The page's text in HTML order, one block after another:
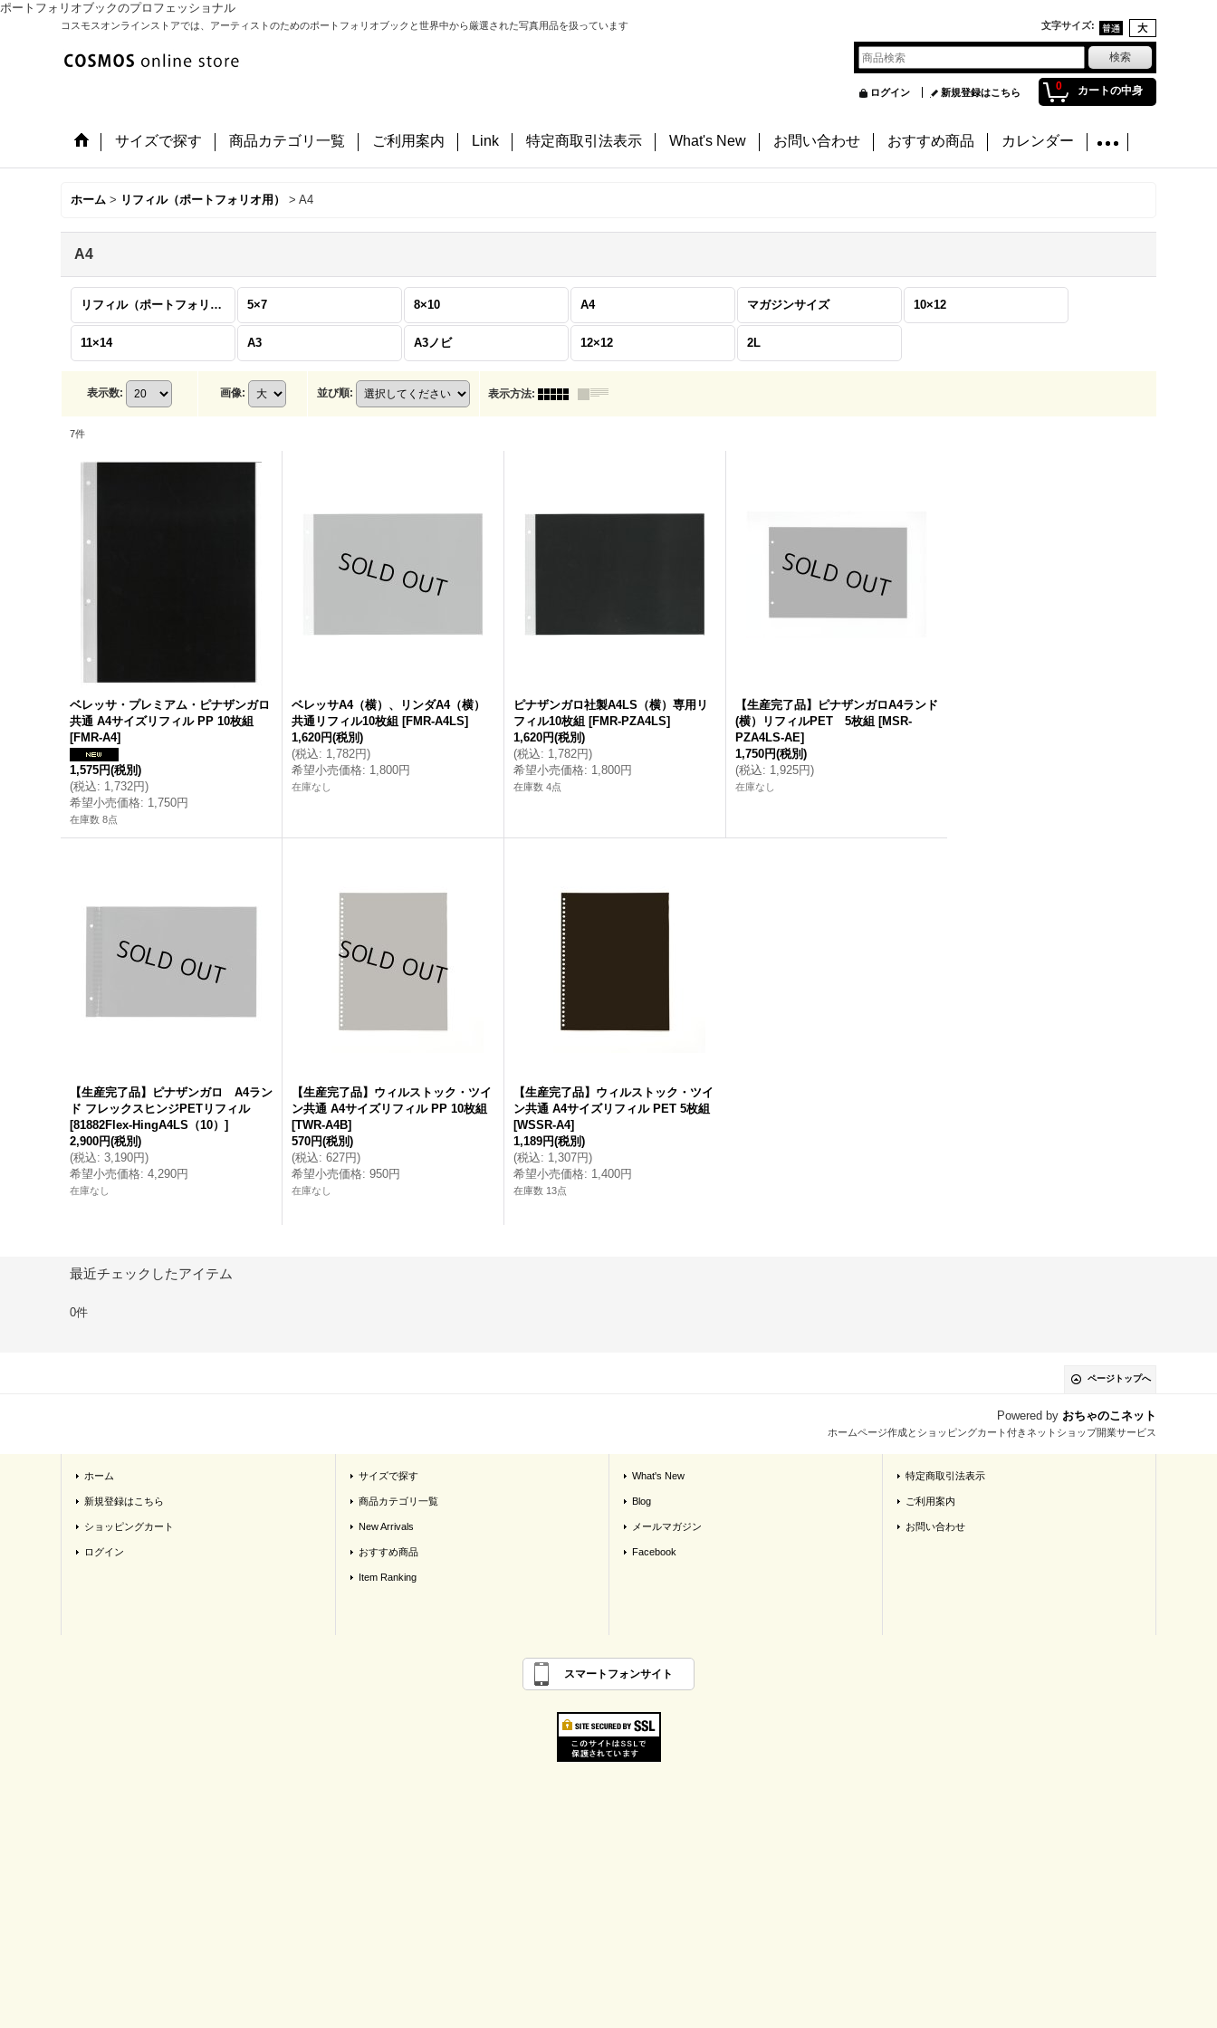
ポートフォリオブックのプロフェッショナル
コスモスオンラインストアでは、アーティストのためのポートフォリオブックと世界中から厳選された写真用品を扱っています 文字サイズ:
0 カートの中身
ログイン 新規登録はこちら
サイズで探す 商品カテゴリ一覧 ご利用案内 Link 特定商取引法表示 What's New お問い合わせ おすすめ商品 カレンダー
ホーム > リフィル（ポートフォリオ用） > A4
A4
リフィル（ポートフォリオ用） (全商品) 5×7 8×10 A4 マガジンサイズ 10×12
11×14 A3 A3ノビ 12×12 2L
表示数: 画像: 並び順: 表示方法:
7件
ベレッサ・プレミアム・ピナザンガロ
共通 A4サイズリフィル PP 10枚組
[FMR-A4]
1,575円(税別)
(税込: 1,732円)
希望小売価格: 1,750円
在庫数 8点
ベレッサA4（横）、リンダA4（横）
共通リフィル10枚組 [FMR-A4LS]
1,620円(税別)
(税込: 1,782円)
希望小売価格: 1,800円
在庫なし
ピナザンガロ社製A4LS（横）専用リ
フィル10枚組 [FMR-PZA4LS]
1,620円(税別)
(税込: 1,782円)
希望小売価格: 1,800円
在庫数 4点
【生産完了品】ピナザンガロA4ランド
(横）リフィルPET 5枚組 [MSR-
PZA4LS-AE]
1,750円(税別)
(税込: 1,925円)
在庫なし
【生産完了品】ピナザンガロ A4ラン
ド フレックスヒンジPETリフィル
[81882Flex-HingA4LS（10）]
2,900円(税別)
(税込: 3,190円)
希望小売価格: 4,290円
在庫なし
【生産完了品】ウィルストック・ツイ
ン共通 A4サイズリフィル PP 10枚組
[TWR-A4B]
570円(税別)
(税込: 627円)
希望小売価格: 950円
在庫なし
【生産完了品】ウィルストック・ツイ
ン共通 A4サイズリフィル PET 5枚組
[WSSR-A4]
1,189円(税別)
(税込: 1,307円)
希望小売価格: 1,400円
在庫数 13点
最近チェックしたアイテム
0件
ページトップへ
Powered by おちゃのこネット
ホームページ作成とショッピングカート付きネットショップ開業サービス
ホーム
新規登録はこちら
ショッピングカート
ログイン
サイズで探す
商品カテゴリ一覧
New Arrivals
おすすめ商品
Item Ranking
What's New
Blog
メールマガジン
Facebook
特定商取引法表示
ご利用案内
お問い合わせ
スマートフォンサイト